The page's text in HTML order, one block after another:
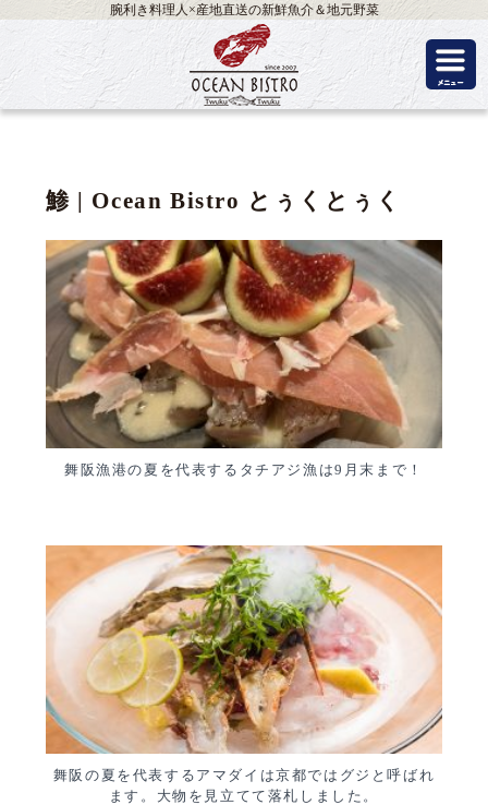
腕利き料理人×産地直送の新鮮魚介＆地元野菜
鯵 | Ocean Bistro とぅくとぅく
舞阪漁港の夏を代表するタチアジ漁は9月末まで！
舞阪の夏を代表するアマダイは京都ではグジと呼ばれ
ます。大物を見立てて落札しました。